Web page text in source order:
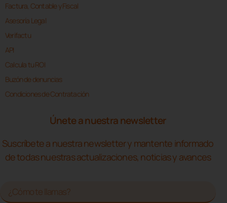
Factura, Contable y Fiscal
Asesoría Legal
Verifactu
API
Calcula tu ROI
Buzón de denuncias
Condiciones de Contratación
Únete a nuestra newsletter
Suscríbete a nuestra newsletter y mantente informado
de todas nuestras actualizaciones, noticias y avances